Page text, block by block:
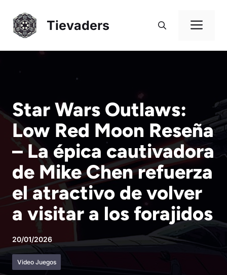
contenido
Tievaders
Star Wars Outlaws:
Low Red Moon Reseña
– La épica cautivadora
de Mike Chen refuerza
el atractivo de volver
a visitar a los forajidos
20/01/2026
Video Juegos